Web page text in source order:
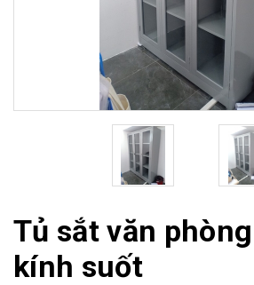
Tủ sắt văn
kính suốt